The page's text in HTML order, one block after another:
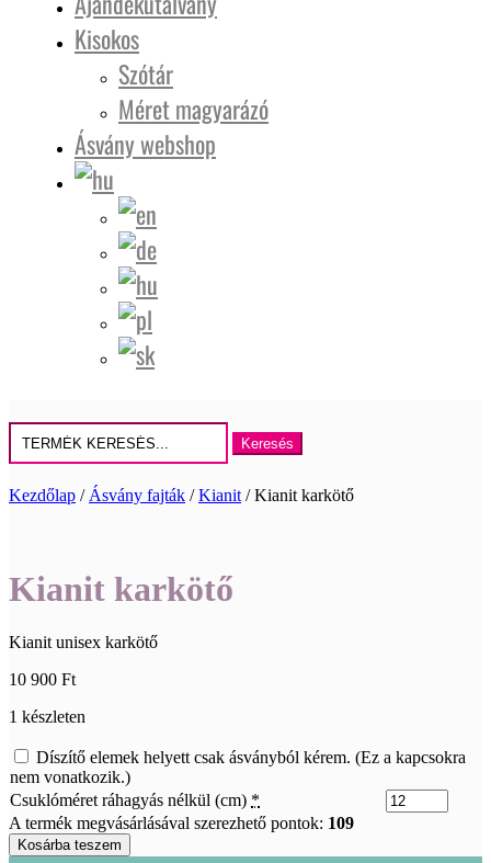
Kisokos
Szótár
Méret magyarázó
Ásvány webshop
Keresés
erre:
Kezdőlap / Ásvány fajták /Kianit / Kianit karkötő
Kianit karkötő
Kianit unisex karkötő
10 900 Ft
1 készleten
Díszítő elemek helyett csak ásványból kérem. (Ez a kapcsokra
nem vonatkozik.)
Csuklóméret ráhagyás nélkül (cm) *
A termék megvásárlásával szerezhető pontok: 109
Kianit
Kosárba teszem